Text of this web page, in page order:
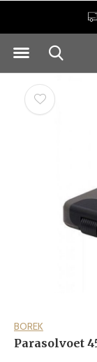
BOREK
Parasolvoet